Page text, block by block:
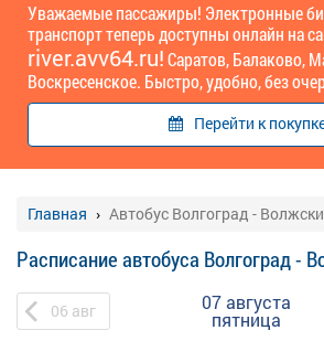
Уважаемые пассажиры! Электронные
транспорт теперь доступны онлайн на
river.avv64.ru!Саратов, Балаково,
Воскресенское. Быстро, удобно, без
Перейти к
Главная Автобус Волгоград -
Расписание автобуса Волгоград -
06 авг 07 августа
пятница